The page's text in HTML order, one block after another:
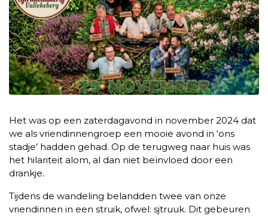
Het was op een zaterdagavond in november 2024 dat
we als vriendinnengroep een mooie avond in ‘ons
stadje’ hadden gehad. Op de terugweg naar huis was
het hilariteit alom, al dan niet beïnvloed door een
drankje.
Tijdens de wandeling belandden twee van onze
vriendinnen in een struik, ofwel: sjtruuk. Dit gebeuren